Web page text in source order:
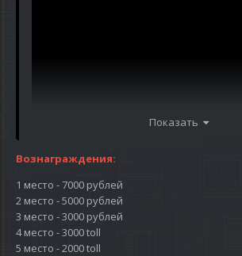
Показать
Вознаграждения:
1 место - 7000 рублей
2 место - 5000 рублей
3 место - 3000 рублей
4 место - 3000 toll
5 место - 2000 toll